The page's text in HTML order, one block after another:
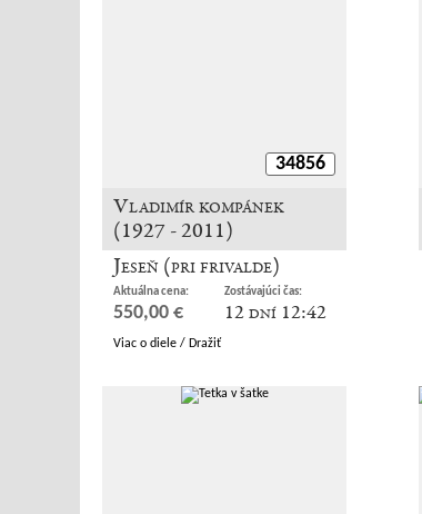
34856
Vladimír kompánek
(1927 - 2011)
Jeseň (pri frivalde)
Aktuálna cena:
550,00 €
Zostávajúci čas:
12 dní 12:42
Viac o diele / Dražiť